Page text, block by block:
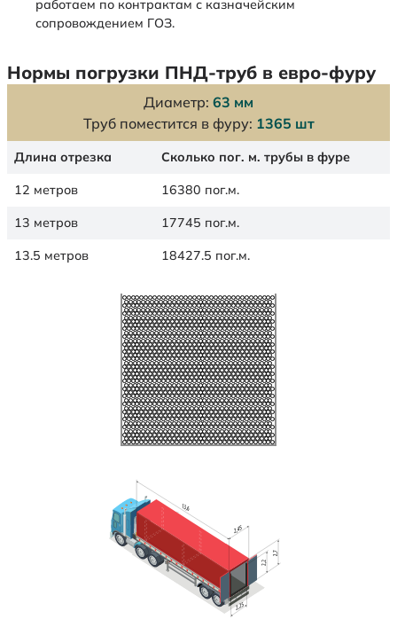
работаем по контрактам с казначейским
сопровождением ГОЗ.
Нормы погрузки ПНД-труб в евро-фуру
Диаметр: 63 мм
Труб поместится в фуру: 1365 шт
Длина отрезка Сколько пог. м. трубы в фуре
12 метров 16380 пог.м.
13 метров 17745 пог.м.
13.5 метров 18427.5 пог.м.